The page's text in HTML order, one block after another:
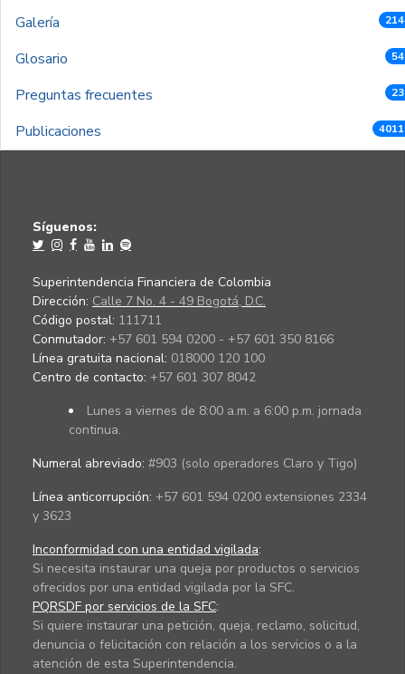
Galería
Glosario
Preguntas frecuentes
Publicaciones
Síguenos:
Superintendencia Financiera de Colombia
Dirección: Calle 7 No. 4 - 49 Bogotá, D.C.
Código postal: 111711
Conmutador: +57 601 594 0200 - +57 601 350 8166
Línea gratuita nacional: 018000 120 100
Centro de contacto: +57 601 307 8042
Lunes a viernes de 8:00 a.m. a 6:00 p.m. jornada
continua.
Numeral abreviado: #903 (solo operadores Claro y Tigo)
Línea anticorrupción: +57 601 594 0200 extensiones 2334
y 3623
Inconformidad con una entidad vigilada:
Si necesita instaurar una queja por productos o servicios
ofrecidos por una entidad vigilada por la SFC.
PQRSDF por servicios de la SFC:
Si quiere instaurar una petición, queja, reclamo, solicitud,
denuncia o felicitación con relación a los servicios o a la
atención de esta Superintendencia.